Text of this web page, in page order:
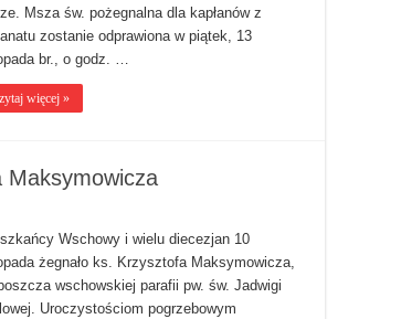
Msza św. pożegnalna dla kapłanów z
zostanie odprawiona w piątek, 13
br., o godz. …
więcej »
Maksymowicza
Wschowy i wielu diecezjan 10
żegnało ks. Krzysztofa Maksymowicza,
wschowskiej parafii pw. św. Jadwigi
Uroczystościom pogrzebowym